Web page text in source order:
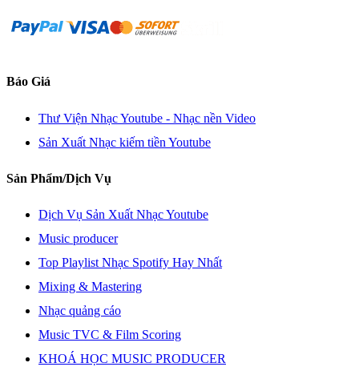
Báo Giá
Thư Viện Nhạc Youtube - Nhạc nền Video
Sản Xuất Nhạc kiếm tiền Youtube
Sản Phẩm/Dịch Vụ
Dịch Vụ Sản Xuất Nhạc Youtube
Music producer
Top Playlist Nhạc Spotify Hay Nhất
Mixing & Mastering
Nhạc quảng cáo
Music TVC & Film Scoring
KHOÁ HỌC MUSIC PRODUCER